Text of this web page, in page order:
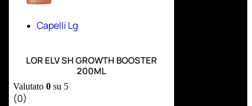
Capelli Lg
LOR ELV SH GROWTH BOOSTER
200ML
Valutato 0su 5
(0)